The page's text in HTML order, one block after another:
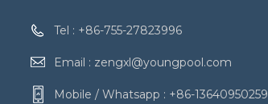
Tel : +86-755-27823996
Email : zengxl@youngpool.com
Mobile / Whatsapp : +86-13640950259